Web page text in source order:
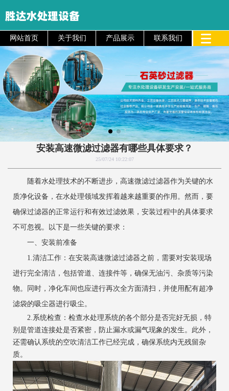
网站首页 关于我们 产品展示 联系我们
安装高速微滤过滤器有哪些具体要求？
25/07/24 10:22:07
随着水处理技术的不断进步，高速微滤过滤器作为关键的水
质净化设备，在水处理领域发挥着越来越重要的作用。然而，要
确保过滤器的正常运行和有效过滤效果，安装过程中的具体要求
不可忽视。以下是一些关键的要求：
一、安装前准备
‌1.清洁工作‌：在安装高速微滤过滤器之前，需要对安装现场
进行完全清洁，包括管道、连接件等，确保无油污、杂质等污染
物。同时，净化车间也应进行再次全方面清扫，并使用配有超净
滤袋的吸尘器进行吸尘。
‌2.系统检查‌：检查水处理系统的各个部分是否完好无损，特
别是管道连接处是否紧密，防止漏水或漏气现象的发生。此外，
还需确认系统的空吹清洁工作已经完成，确保系统内无残留杂
质。